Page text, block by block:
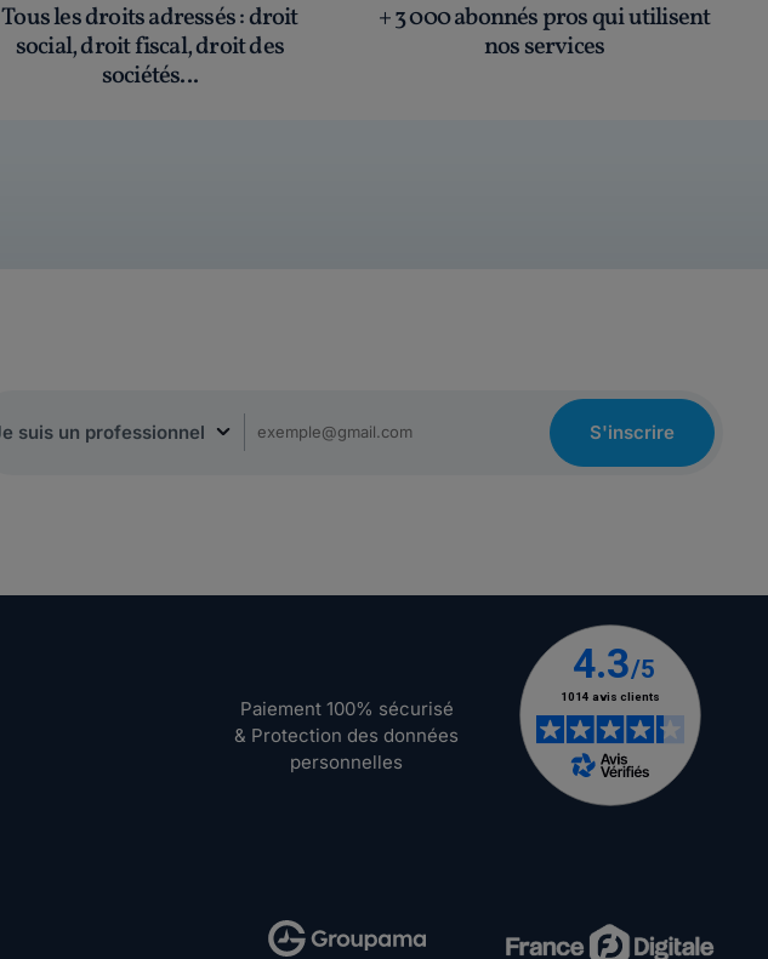
Tous les droits adressés: droit
social, droit fiscal, droit des
sociétés...
+ 3 000 abonnés pros qui utilisent
nos services
S'inscrire
Paiement 100% sécurisé
& Protection des données
personnelles